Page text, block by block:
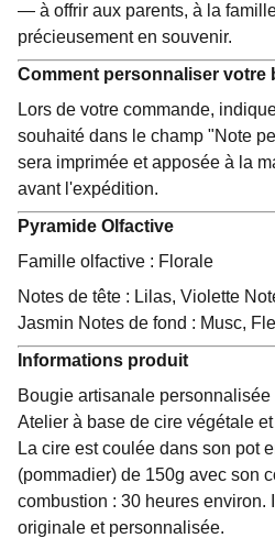
— à offrir aux parents, à la
précieusement en souvenir.
Comment personnaliser votre
Lors de votre commande,
souhaité dans le champ "Note
sera imprimée et apposée à la
avant l'expédition.
Pyramide Olfactive
Famille olfactive : Florale
Notes de tête : Lilas, Violette
Jasmin Notes de fond : Musc,
Informations produit
Bougie artisanale
Atelier à base de cire végétale
La cire est coulée dans son pot
(pommadier) de 150g avec son
combustion : 30 heures environ.
originale et personnalisée.